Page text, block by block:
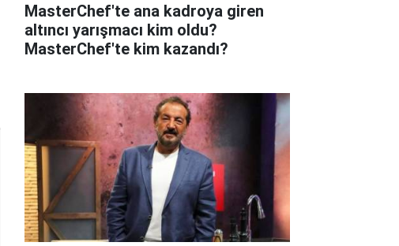
MasterChef'te ana kadroya giren
altıncı yarışmacı kim oldu?
MasterChef'te kim kazandı?